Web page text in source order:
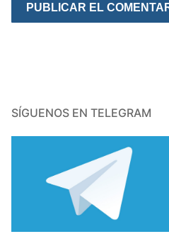
SÍGUENOS EN TELEGRAM